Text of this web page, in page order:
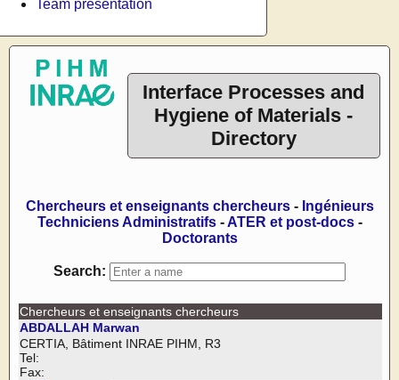
Team presentation
Interface Processes and
Hygiene of Materials -
Directory
Chercheurs et enseignants chercheurs- Ingénieurs
Techniciens Administratifs-ATER et post-docs-
Doctorants
Search:
Chercheurs et enseignants chercheurs
ABDALLAH Marwan
CERTIA, Bâtiment INRAE PIHM, R3
Tel:
Fax: